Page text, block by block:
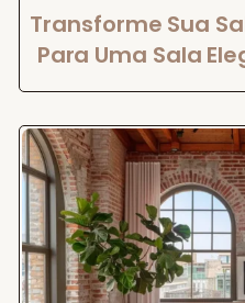
Transforme Sua
Para Uma Sala